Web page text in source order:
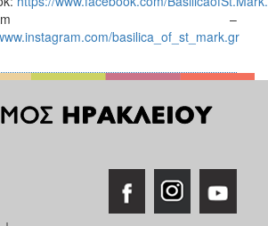
–
basilica_of_st_mark.gr